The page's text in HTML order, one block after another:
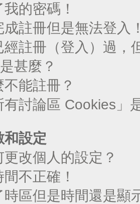
的密碼！
成註冊但是無法登入
經註冊（登入）過，
甚麼？
能註冊？
有討論區 Cookies」
和設定
改個人的設定？
不正確！
時區但是時間還是顯